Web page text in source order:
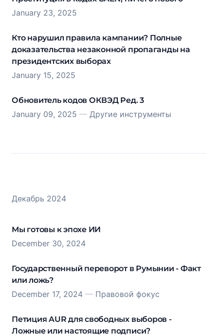
January 23, 2025
Кто нарушил правила кампании? Полные
доказательства незаконной пропаганды на
президентских выборах
January 15, 2025
Обновитель кодов ОКВЭД Ред. 3
January 09, 2025 — Другие инструменты
Декабрь 2024
Мы готовы к эпохе ИИ
December 30, 2024
Государственный переворот в Румынии - Факт
или ложь?
December 17, 2024 — Правовой фокус
Петиция AUR для свободных выборов -
Ложные или настоящие подписи?